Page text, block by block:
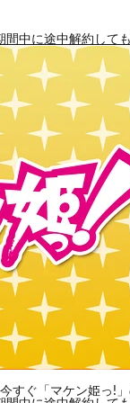
中に途中解約して
今すぐ「マケン姫っ!